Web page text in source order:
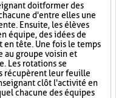
doit former des
d'entre elles une
Ensuite, les élèves
équipe, des idées de
en tête. Une fois le temps
au groupe voisin et
Les rotations se
récupèrent leur feuille
clôt l'activité en
chacune des équipes